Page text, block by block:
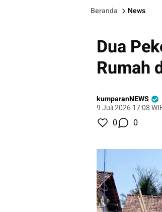
Beranda News
Dua
Rumah
kumparanNEWS
9 Juli 2026 17:08
0 0